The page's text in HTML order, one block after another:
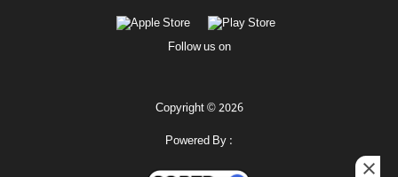
Follow us on
Copyright © 2026
Powered By :